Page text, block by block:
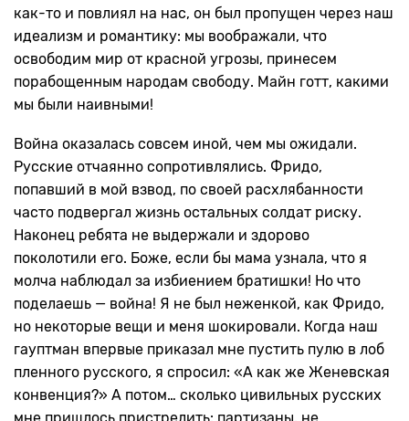
как-то и повлиял на нас, он был пропущен через наш
идеализм и романтику: мы воображали, что
освободим мир от красной угрозы, принесем
порабощенным народам свободу. Майн готт, какими
мы были наивными!
Война оказалась совсем иной, чем мы ожидали.
Русские отчаянно сопротивлялись. Фридо,
попавший в мой взвод, по своей расхлябанности
часто подвергал жизнь остальных солдат риску.
Наконец ребята не выдержали и здорово
поколотили его. Боже, если бы мама узнала, что я
молча наблюдал за избиением братишки! Но что
поделаешь — война! Я не был неженкой, как Фридо,
но некоторые вещи и меня шокировали. Когда наш
гауптман впервые приказал мне пустить пулю в лоб
пленного русского, я спросил: «А как же Женевская
конвенция?» А потом… сколько цивильных русских